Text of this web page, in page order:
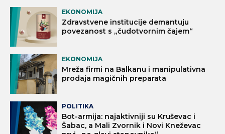
EKONOMIJA
Zdravstvene institucije demantuju
povezanost s „čudotvornim čajem“
EKONOMIJA
Mreža firmi na Balkanu i manipulativna
prodaja magičnih preparata
POLITIKA
Bot-armija: najaktivniji su Kruševac i
Šabac, a Mali Zvornik i Novi Kneževac